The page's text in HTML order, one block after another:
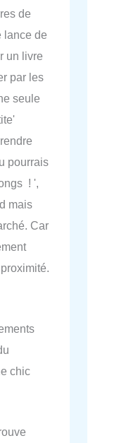
de
lance de
un livre
par les
seule
pourrais
! ',
mais
Car
chic